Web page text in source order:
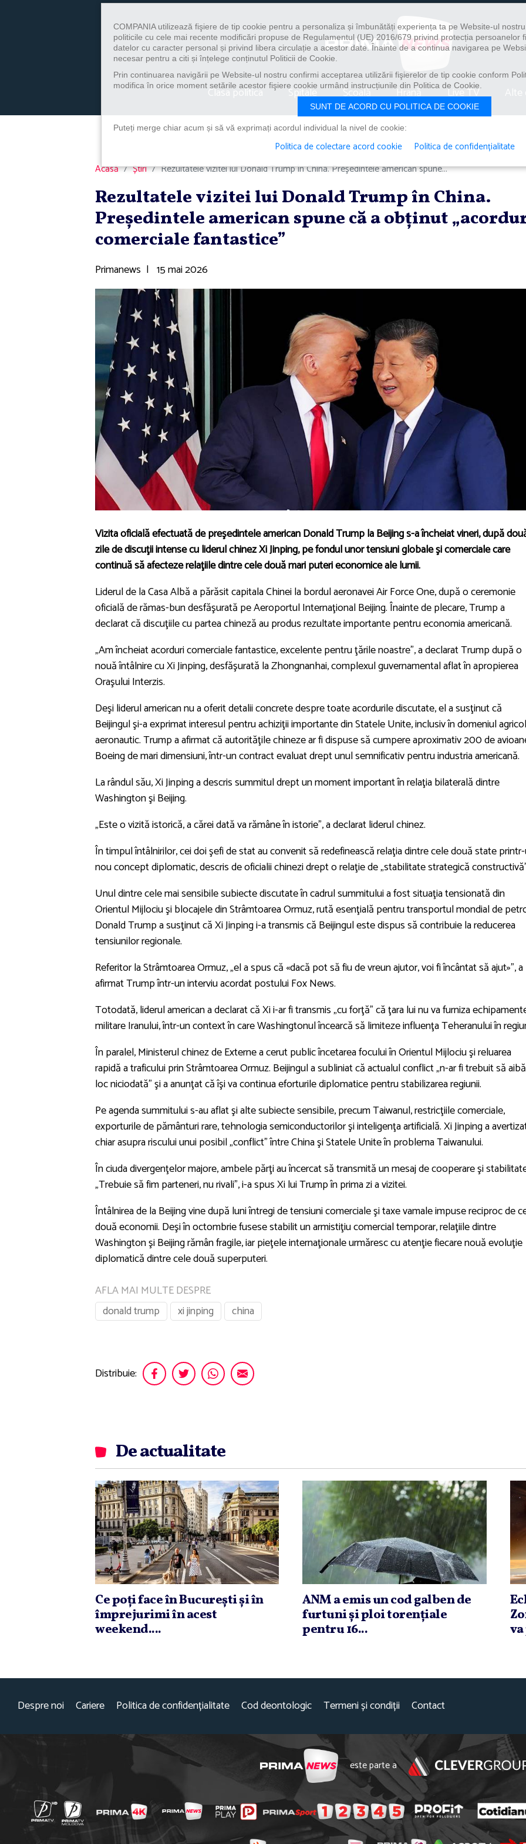
Clasa politica Spitale Școală Hrană Live TV
Acasă Știri Rezultatele vizitei lui Donald Trump în China. Preşedintele american spune...
Rezultatele vizitei lui Donald Trump în China.
Preşedintele american spune că a obţinut
comerciale fantastice”
Primanews | 15 mai 2026
Vizita oficială efectuată de preşedintele american Donald Trump la Beijing s-a încheiat vineri, după
zile de discuţii intense cu liderul chinez Xi Jinping, pe fondul unor tensiuni globale şi comerciale care
continuă să afecteze relaţiile dintre cele două mari puteri economice ale lumii.
Liderul de la Casa Albă a părăsit capitala Chinei la bordul aeronavei Air Force One, după o ceremonie
oficială de rămas-bun desfăşurată pe Aeroportul Internaţional Beijing. Înainte de plecare, Trump a
declarat că discuţiile cu partea chineză au produs rezultate importante pentru economia americană.
„Am încheiat acorduri comerciale fantastice, excelente pentru ţările noastre", a declarat Trump după o
nouă întâlnire cu Xi Jinping, desfăşurată la Zhongnanhai, complexul guvernamental aflat în apropierea
Oraşului Interzis.
Deşi liderul american nu a oferit detalii concrete despre toate acordurile discutate, el a susţinut că
Beijingul şi-a exprimat interesul pentru achiziţii importante din Statele Unite, inclusiv în domeniul
aeronautic. Trump a afirmat că autorităţile chineze ar fi dispuse să cumpere aproximativ 200 de
Boeing de mari dimensiuni, într-un contract evaluat drept unul semnificativ pentru industria americană.
La rândul său, Xi Jinping a descris summitul drept un moment important în relaţia bilaterală dintre
Washington şi Beijing.
„Este o vizită istorică, a cărei dată va rămâne în istorie”, a declarat liderul chinez.
În timpul întâlnirilor, cei doi şefi de stat au convenit să redefinească relaţia dintre cele două state
nou concept diplomatic, descris de oficialii chinezi drept o relaţie de „stabilitate strategică
Unul dintre cele mai sensibile subiecte discutate în cadrul summitului a fost situaţia tensionată din
Orientul Mijlociu şi blocajele din Strâmtoarea Ormuz, rută esenţială pentru transportul mondial de
Donald Trump a susţinut că Xi Jinping i-a transmis că Beijingul este dispus să contribuie la reducerea
tensiunilor regionale.
Referitor la Strâmtoarea Ormuz, „el a spus că «dacă pot să fiu de vreun ajutor, voi fi încântat să ajut»”, a
afirmat Trump într-un interviu acordat postului Fox News.
Totodată, liderul american a declarat că Xi i-ar fi transmis „cu forţă” că ţara lui nu va furniza
militare Iranului, într-un context în care Washingtonul încearcă să limiteze influenţa Teheranului în
În paralel, Ministerul chinez de Externe a cerut public încetarea focului în Orientul Mijlociu şi reluarea
rapidă a traficului prin Strâmtoarea Ormuz. Beijingul a subliniat că actualul conflict „n-ar fi trebuit să aibă
loc niciodată” şi a anunţat că îşi va continua eforturile diplomatice pentru stabilizarea regiunii.
Pe agenda summitului s-au aflat şi alte subiecte sensibile, precum Taiwanul, restricţiile comerciale,
exporturile de pământuri rare, tehnologia semiconductorilor şi inteligenţa artificială. Xi Jinping a
chiar asupra riscului unui posibil „conflict” între China şi Statele Unite în problema Taiwanului.
În ciuda divergenţelor majore, ambele părţi au încercat să transmită un mesaj de cooperare şi
„Trebuie să fim parteneri, nu rivali", i-a spus Xi lui Trump în prima zi a vizitei.
Întâlnirea de la Beijing vine după luni întregi de tensiuni comerciale şi taxe vamale impuse reciproc de
două economii. Deşi în octombrie fusese stabilit un armistiţiu comercial temporar, relaţiile dintre
Washington şi Beijing rămân fragile, iar pieţele internaţionale urmăresc cu atenţie fiecare nouă evoluţie
diplomatică dintre cele două superputeri.
AFLA MAI MULTE DESPRE
donald trump
xi jinping china
Distribuie:
De actualitate
Ce poţi face în Bucureşti şi în
împrejurimi în acest
weekend....
ANM a emis un cod galben de
furtuni şi ploi torenţiale
pentru 16...
Despre noi Cariere Politica de confidențialitate Cod deontologic Termeni și condiții Contact
este parte a
COMPANIA utilizează fişiere de tip cookie pentru a personaliza și îmbunătăți experiența ta pe Website-ul
politicile cu cele mai recente modificări propuse de Regulamentul (UE) 2016/679 privind protecția persoanelor
datelor cu caracter personal și privind libera circulație a acestor date. Înainte de a continua navigarea pe
necesar pentru a citi și înțelege conținutul Politicii de Cookie.
Prin continuarea navigării pe Website-ul nostru confirmi acceptarea utilizării fişierelor de tip cookie conform
modifica în orice moment setările acestor fişiere cookie urmând instrucțiunile din Politica de Cookie.
SUNT DE ACORD CU POLITICA DE COOKIE
Puteți merge chiar acum și să vă exprimați acordul individual la nivel de cookie:
Politica de colectare acord cookie Politica de confidențialitate